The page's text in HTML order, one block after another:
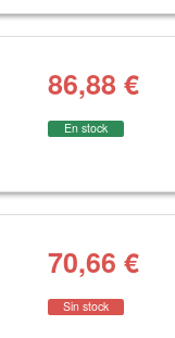
86,88 €
En stock
70,66 €
Sin stock